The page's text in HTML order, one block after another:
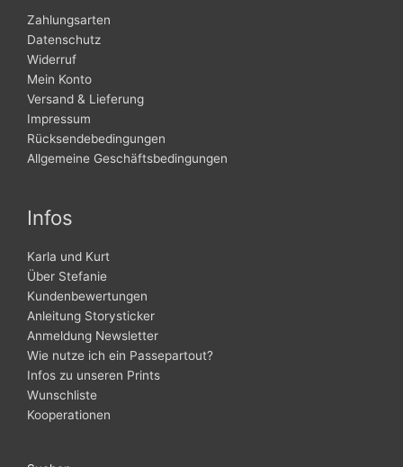
Zahlungsarten
Datenschutz
Widerruf
Mein Konto
Versand & Lieferung
Impressum
Rücksendebedingungen
Allgemeine Geschäftsbedingungen
Infos
Karla und Kurt
Über Stefanie
Kundenbewertungen
Anleitung Storysticker
Anmeldung Newsletter
Wie nutze ich ein Passepartout?
Infos zu unseren Prints
Wunschliste
Kooperationen